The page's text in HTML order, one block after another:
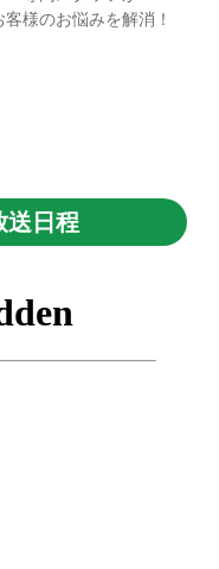
客様のお悩みを解消！
日程